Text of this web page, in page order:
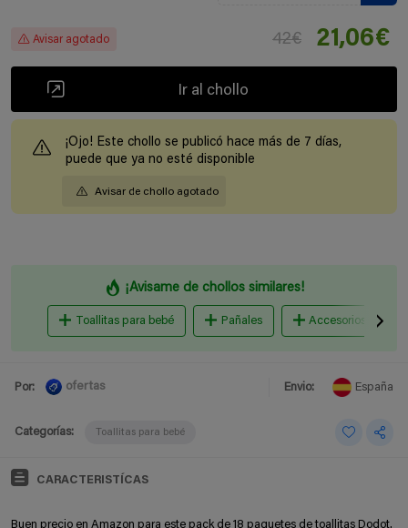
Avisar agotado 42€ 21,06€
Ir al chollo
¡Ojo! Este chollo se publicó hace más de 7 días,
puede que ya no esté disponible
Avisar de chollo agotado
¡Avisame de chollos similares!
Toallitas para bebé Pañales Accesorios para
Por: ofertas Envio: España
Categorías: Toallitas para bebé
CARACTERISTÍCAS
Buen precio en Amazon para este pack de 18 paquetes de toallitas Dodot.